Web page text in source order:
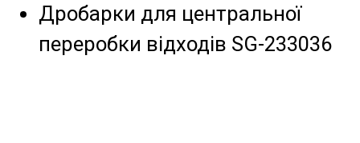
Дробарки для центральної
переробки відходів SG-233036